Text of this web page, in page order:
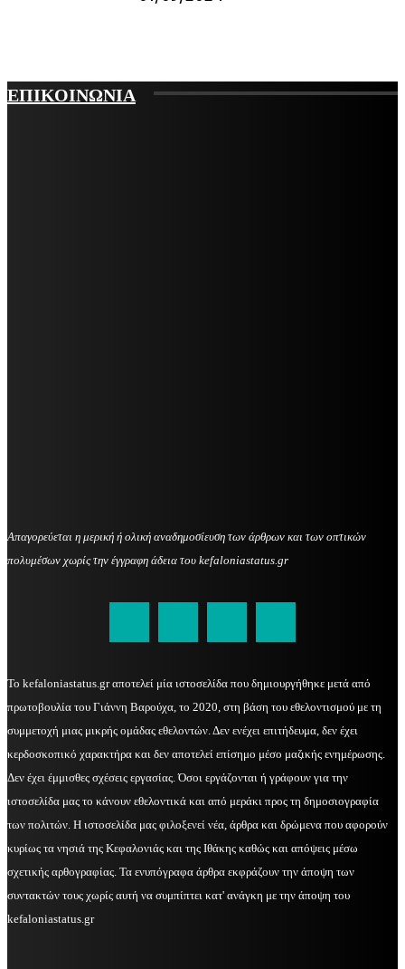
ΕΠΙΚΟΙΝΩΝΙΑ
Απαγορεύεται η μερική ή ολική αναδημοσίευση των άρθρων και των οπτικών
πολυμέσων χωρίς την έγγραφη άδεια του kefaloniastatus.gr
Το kefaloniastatus.gr αποτελεί μία ιστοσελίδα που δημιουργήθηκε μετά από
πρωτοβουλία του Γιάννη Βαρούχα, το 2020, στη βάση του εθελοντισμού με τη
συμμετοχή μιας μικρής ομάδας εθελοντών. Δεν ενέχει επιτήδευμα, δεν έχει
κερδοσκοπικό χαρακτήρα και δεν αποτελεί επίσημο μέσο μαζικής ενημέρωσης.
Δεν έχει έμμισθες σχέσεις εργασίας. Όσοι εργάζονται ή γράφουν για την
ιστοσελίδα μας το κάνουν εθελοντικά και από μεράκι προς τη δημοσιογραφία
των πολιτών. Η ιστοσελίδα μας φιλοξενεί νέα, άρθρα και δρώμενα που αφορούν
κυρίως τα νησιά της Κεφαλονιάς και της Ιθάκης καθώς και απόψεις μέσω
σχετικής αρθογραφίας. Τα ενυπόγραφα άρθρα εκφράζουν την άποψη των
συντακτών τους χωρίς αυτή να συμπίπτει κατ' ανάγκη με την άποψη του
kefaloniastatus.gr